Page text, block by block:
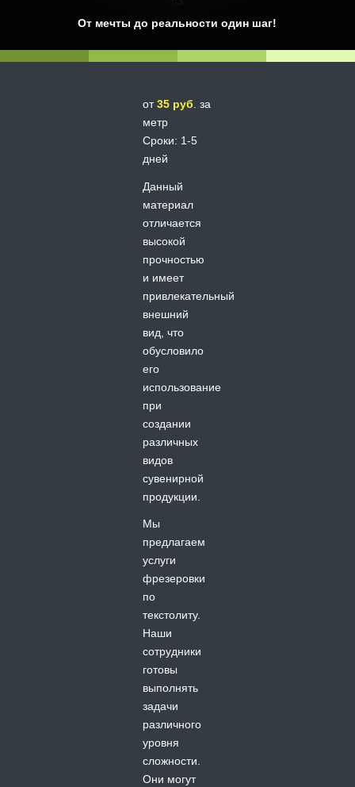
От мечты до реальности один шаг!
от35 руб . за
метр
Сроки: 1-5
дней
Данный
материал
отличается
высокой
прочностью
и имеет
привлекательный
внешний
вид, что
обусловило
его
использование
при
создании
различных
видов
сувенирной
продукции.
Мы
предлагаем
услуги
фрезеровки
по
текстолиту.
Наши
сотрудники
готовы
выполнять
задачи
различного
уровня
сложности.
Они могут